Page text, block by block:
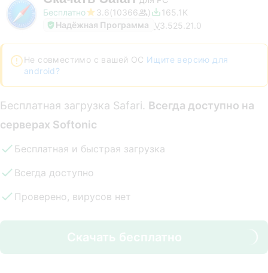
Бесплатно
3.6 10366
165.1K
Надёжная Программа
V3.525.21.0
Не совместимо с вашей ОС Ищите версию для
android?
Бесплатная загрузка Safari. Всегда доступно на
серверах Softonic
Бесплатная и быстрая загрузка
Всегда доступно
Проверено, вирусов нет
Скачать бесплатно